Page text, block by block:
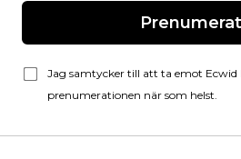
Jag samtycker till att ta emot Ecwid
prenumerationen när som helst.